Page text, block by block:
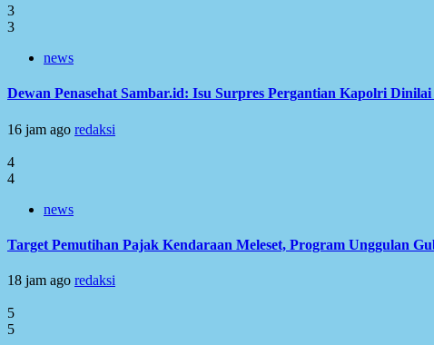
3
3
news
Dewan Penasehat Sambar.id: Isu Surpres Pergantian Kapolri
16 jam ago redaksi
4
4
news
Target Pemutihan Pajak Kendaraan Meleset, Program Unggulan
18 jam ago redaksi
5
5